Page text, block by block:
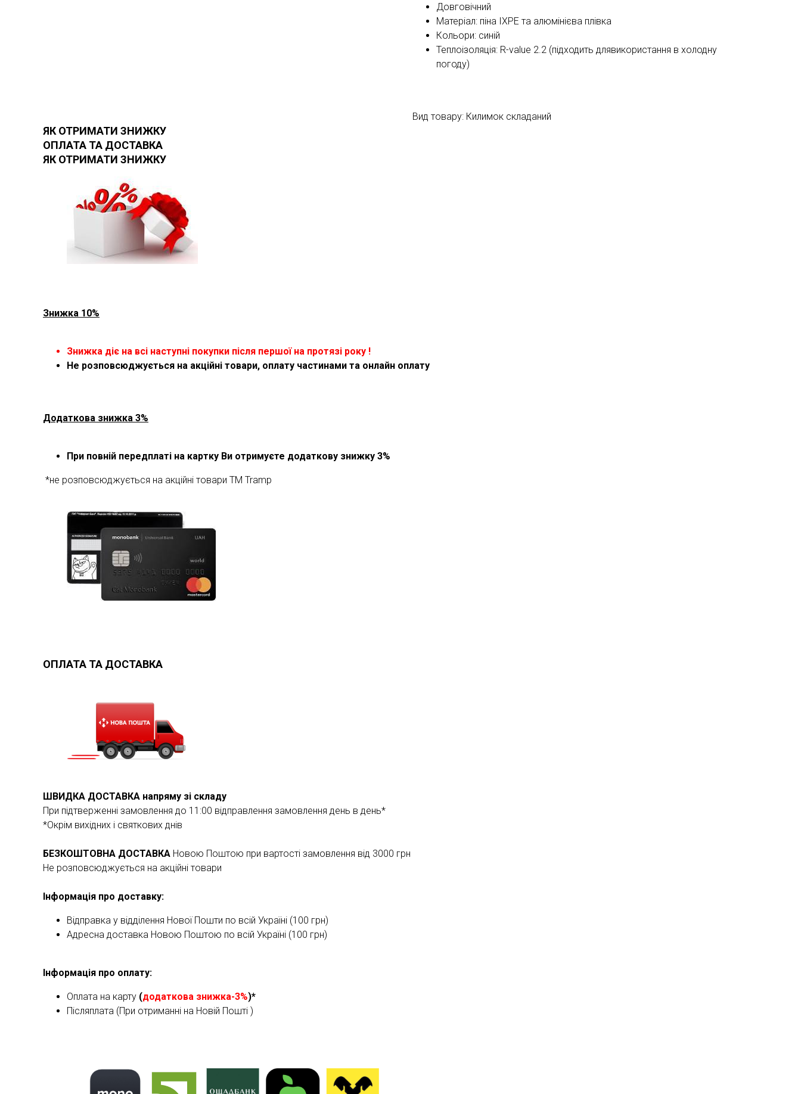
Довговічний
Матеріал: піна IXPE та алюмінієва плівка
Кольори: синій
Теплоізоляція: R-value 2.2 (підходить длявикористання в холодну
погоду)
Вид товару: Килимок складаний
ЯК ОТРИМАТИ ЗНИЖКУ
ОПЛАТА ТА ДОСТАВКА
ЯК ОТРИМАТИ ЗНИЖКУ
Знижка 10%
Знижка діє на всі наступні покупки після першої на протязі року !
Не розповсюджується на акційні товари, оплату частинами та онлайн оплату
Додаткова знижка 3%
При повній передплаті на картку Ви отримуєте додаткову знижку 3%
*не розповсюджується на акційні товари ТМ Tramp
ОПЛАТА ТА ДОСТАВКА
ШВИДКА ДОСТАВКА напряму зі складу
При підтверженні замовлення до 11:00 відправлення замовлення день в день*
*Окрім вихідних і святкових днів
БЕЗКОШТОВНА ДОСТАВКА Новою Поштою при вартості замовлення від 3000 грн
Не розповсюджується на акційні товари
Інформація про доставку:
Відправка у відділення Нової Пошти по всій Україні (100 грн)
Адресна доставка Новою Поштою по всій Україні (100 грн)
Інформація про оплату:
Оплата на карту (додаткова знижка-3%)*
Післяплата (При отриманні на Новій Пошті )